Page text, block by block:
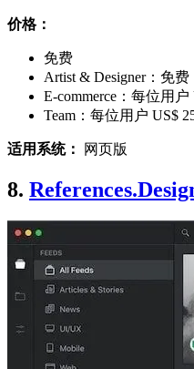
价格：
免费
Artist & Designer：免费
E-commerce：每位用户
Team：每位用户 US$
适用系统： 网页版
8.